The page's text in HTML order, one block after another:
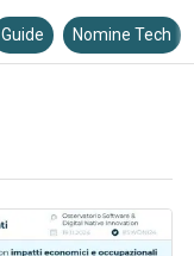
Guide Nomine Tech